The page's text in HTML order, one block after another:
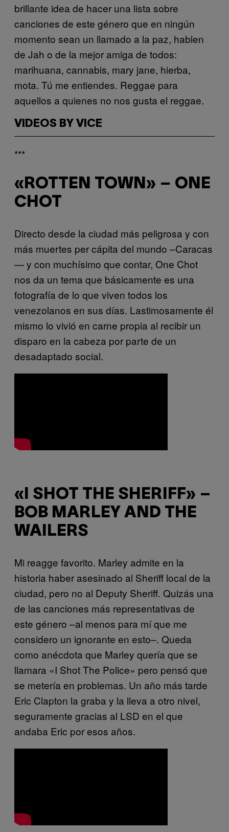
brillante idea de hacer una lista sobre
canciones de este género que en ningún
momento sean un llamado a la paz, hablen
de Jah o de la mejor amiga de todos:
marihuana, cannabis, mary jane, hierba,
mota. Tú me entiendes. Reggae para
aquellos a quienes no nos gusta el reggae.
VIDEOS BY VICE
***
«ROTTEN TOWN» – ONE
CHOT
Directo desde la ciudad más peligrosa y con
más muertes per cápita del mundo –Caracas
— y con muchísimo que contar, One Chot
nos da un tema que básicamente es una
fotografía de lo que viven todos los
venezolanos en sus días. Lastimosamente él
mismo lo vivió en carne propia al recibir un
disparo en la cabeza por parte de un
desadaptado social.
«I SHOT THE SHERIFF» –
BOB MARLEY AND THE
WAILERS
Mi reagge favorito. Marley admite en la
historia haber asesinado al Sheriff local de la
ciudad, pero no al Deputy Sheriff. Quizás una
de las canciones más representativas de
este género –al menos para mí que me
considero un ignorante en esto–. Queda
como anécdota que Marley quería que se
llamara «I Shot The Police» pero pensó que
se metería en problemas. Un año más tarde
Eric Clapton la graba y la lleva a otro nivel,
seguramente gracias al LSD en el que
andaba Eric por esos años.